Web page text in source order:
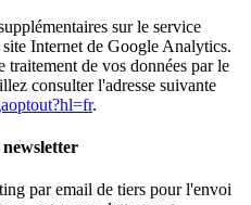
sur le service
Internet de Google Analytics.
traitement de vos données par le
consulter l'adresse suivante
.
par email de tiers pour l'envoi